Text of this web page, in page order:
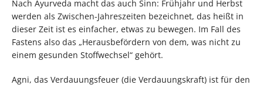
Nach Ayurveda macht das auch Sinn: Frühjahr und Herbst
werden als Zwischen-Jahreszeiten bezeichnet, das heißt in
dieser Zeit ist es einfacher, etwas zu bewegen. Im Fall des
Fastens also das „Herausbefördern von dem, was nicht zu
einem gesunden Stoffwechsel“ gehört.
Agni, das Verdauungsfeuer (die Verdauungskraft) ist für den